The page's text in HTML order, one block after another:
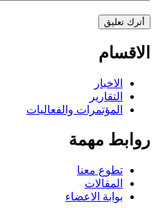
الاقسام
الاخبار
التقارير
المؤتمرات والفعاليات
روابط مهمة
تطوع معنا
المقالات
بوابة الاعضاء